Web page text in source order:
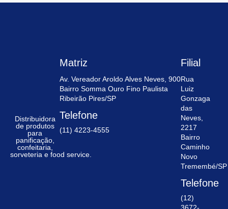
Distribuidora
de produtos
para
panificação,
confeitaria,
sorveteria e food service.
Matriz
Av. Vereador Aroldo Alves Neves, 900
Bairro Somma Ouro Fino Paulista
Ribeirão Pires/SP
Telefone
(11) 4223-4555
Filial
Rua
Luiz
Gonzaga
das
Neves,
2217
Bairro
Caminho
Novo
Tremembé/SP
Telefone
(12)